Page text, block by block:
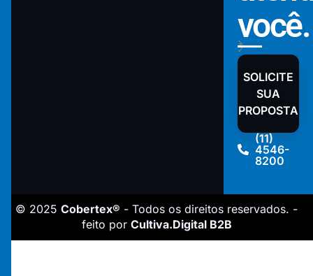
você.
SOLICITE
SUA
PROPOSTA
(11)
4546-
8200
© 2025 Cobertex® - Todos os direitos reservados. -
feito por Cultiva.Digital B2B